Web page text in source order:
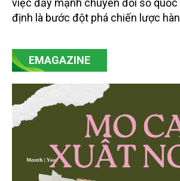
việc đẩy mạnh chuyển đổi số
định là bước đột phá chiến lược
mạnh mẽ, thúc đẩy quá trình cải
minh bạch hóa chuỗi cung ứng và
then chốt là nông nghiệp và môi
EMAGAZINE